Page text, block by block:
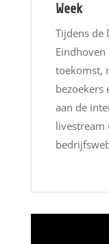
Week
Tijdens de
toekomst,
bezoekers
aan de
livestream